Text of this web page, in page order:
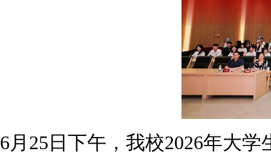
6月25日下午，我校2026年大